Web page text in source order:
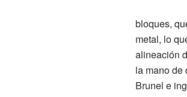
bloques,
metal, lo
alineación
la mano de
Brunel e